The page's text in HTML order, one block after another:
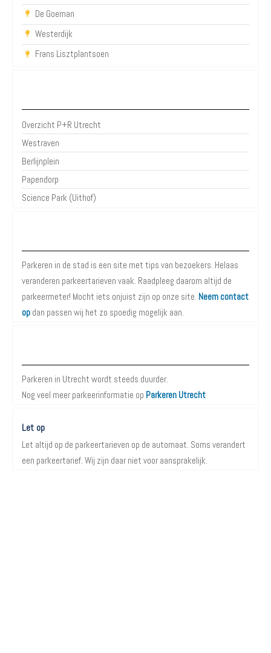
De Goeman
Westerdijk
Frans Lisztplantsoen
Overzicht P+R Utrecht
Westraven
Berlijnplein
Papendorp
Science Park (Uithof)
Parkeren in de stad is een site met tips van bezoekers. Helaas
veranderen parkeertarieven vaak. Raadpleeg daarom altijd de
parkeermeter! Mocht iets onjuist zijn op onze site. Neem contact
op dan passen wij het zo spoedig mogelijk aan.
Parkeren in Utrecht wordt steeds duurder.
Nog veel meer parkeerinformatie op Parkeren Utrecht
Let op
Let altijd op de parkeertarieven op de automaat. Soms verandert
een parkeertarief. Wij zijn daar niet voor aansprakelijk.